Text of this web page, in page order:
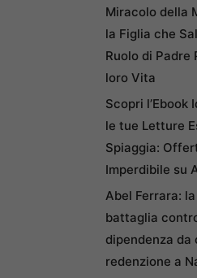
Miracolo della
la Figlia che
Ruolo di Padre
loro Vita
Scopri l’Ebook
le tue Letture
Spiaggia:
Imperdibile su
Abel Ferrara:
battaglia
dipendenza da
redenzione a